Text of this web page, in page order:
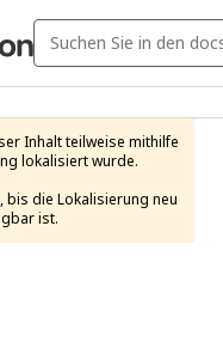
Inhalt teilweise mithilfe
lokalisiert wurde.
bis die Lokalisierung neu
ist.